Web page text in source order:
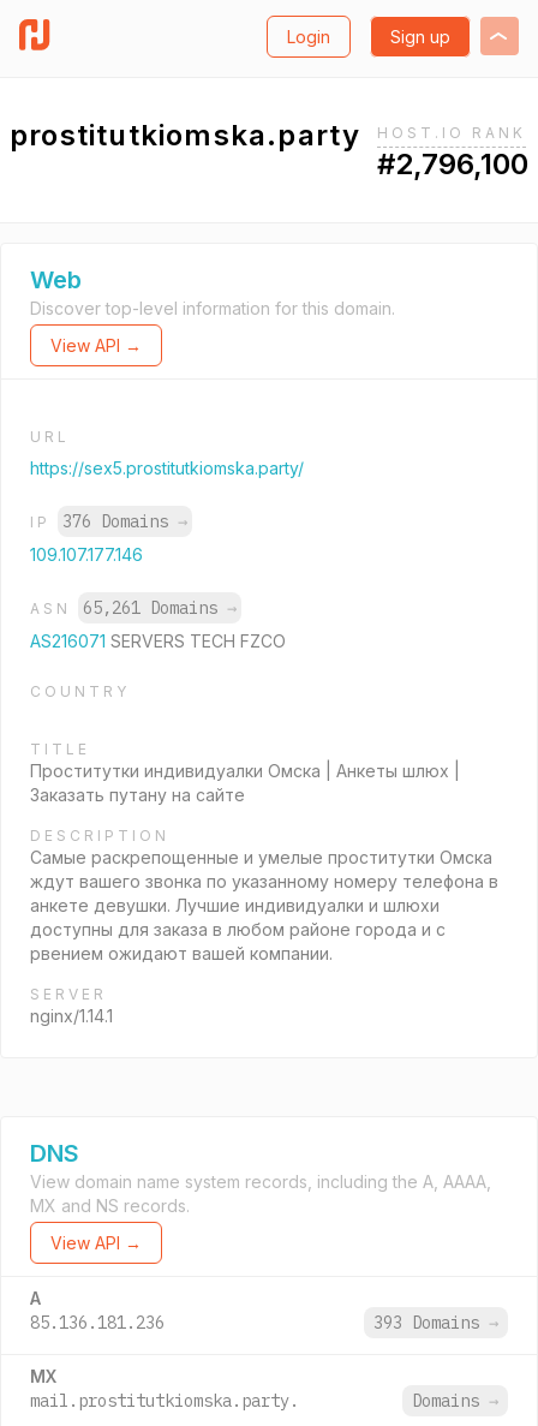
Login Sign up
prostitutkiomska.party HOST.IO RANK
#2,796,100
Web
Discover top-level information for this domain.
View API →
URL
https://sex5.prostitutkiomska.party/
IP 376 Domains →
109.107.177.146
ASN 65,261 Domains →
AS216071 SERVERS TECH FZCO
COUNTRY
TITLE
Проститутки индивидуалки Омска | Анкеты шлюх |
Заказать путану на сайте
DESCRIPTION
Самые раскрепощенные и умелые проститутки Омска
ждут вашего звонка по указанному номеру телефона в
анкете девушки. Лучшие индивидуалки и шлюхи
доступны для заказа в любом районе города и с
рвением ожидают вашей компании.
SERVER
nginx/1.14.1
DNS
View domain name system records, including the A, AAAA,
MX and NS records.
View API →
A
85.136.181.236 393 Domains →
MX
mail.prostitutkiomska.party. Domains →